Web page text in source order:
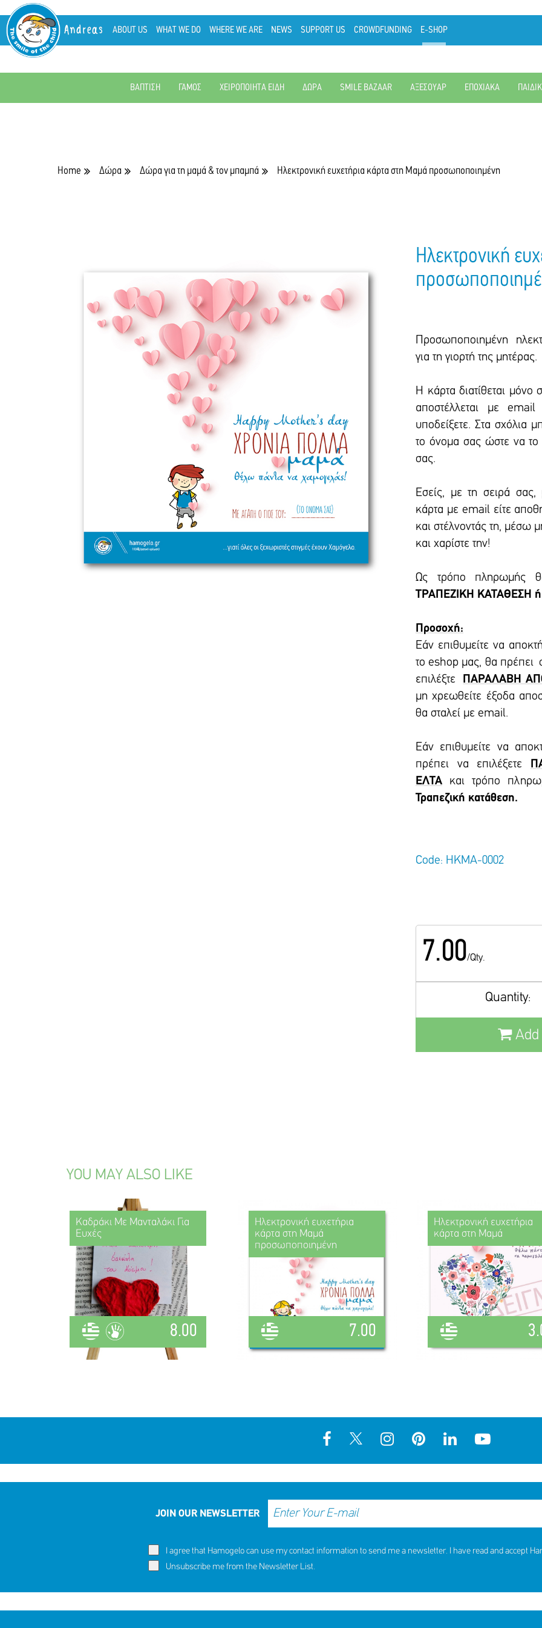
Andreas ABOUT US WHAT WE DO WHERE WE ARE NEWS SUPPORT US CROWDFUNDING E-SHOP
ΒΑΠΤΙΣΗ ΓΑΜΟΣ ΧΕΙΡΟΠΟΙΗΤΑ ΕΙΔΗ ΔΩΡΑ SMILE BAZAAR ΑΞΕΣΟΥΑΡ ΕΠΟΧΙΑΚΑ
Home Δώρα Δώρα για τη μαμά & τον μπαμπά Ηλεκτρονική ευχετήρια κάρτα στη Μαμά προσωποποιημένη
Ηλεκτρονική
Προσωποποιημένη
για τη γιορτή της μητέρας.
Η κάρτα διατίθεται μόνο
αποστέλλεται με
υποδείξετε. Στα σχόλια
το όνομα σας ώστε να
σας.
Εσείς, με τη σειρά σας,
κάρτα με email είτε
και στέλνοντάς τη, μέσω
και χαρίστε την!
Ως τρόπο πληρωμής
ΤΡΑΠΕΖΙΚΗ ΚΑΤΑΘΕΣΗ
Προσοχή:
Εάν επιθυμείτε να
το eshop μας, θα πρέπει
επιλέξτε ΠΑΡΑΛΑΒΗ
μη χρεωθείτε έξοδα
θα σταλεί με email.
Εάν επιθυμείτε να
πρέπει να επιλέξετε
ΕΛΤΑ και τρόπο
Τραπεζική κατάθεση.
Code: ΗΚΜΑ-0002
7.00/Qty.
Quantity:
Add
YOU MAY ALSO LIKE
Καδράκι Με Μανταλάκι Για
Ευχές
8.00
Ηλεκτρονική ευχετήρια
κάρτα στη Μαμά
προσωποποιημένη
7.00
Ηλεκτρονική ευχετήρια
κάρτα στη Μαμά
JOIN OUR NEWSLETTER
I agree that Hamogelo can use my contact information to send me a newsletter. I have read and accept
Unsubscribe me from the Newsletter List.